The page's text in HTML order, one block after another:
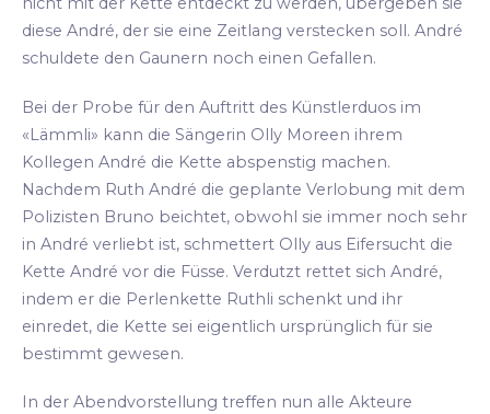
diese André, der sie eine Zeitlang verstecken soll. André
schuldete den Gaunern noch einen Gefallen.
Bei der Probe für den Auftritt des Künstlerduos im
«Lämmli» kann die Sängerin Olly Moreen ihrem
Kollegen André die Kette abspenstig machen.
Nachdem Ruth André die geplante Verlobung mit dem
Polizisten Bruno beichtet, obwohl sie immer noch sehr
in André verliebt ist, schmettert Olly aus Eifersucht die
Kette André vor die Füsse. Verdutzt rettet sich André,
indem er die Perlenkette Ruthli schenkt und ihr
einredet, die Kette sei eigentlich ursprünglich für sie
bestimmt gewesen.
In der Abendvorstellung treffen nun alle Akteure